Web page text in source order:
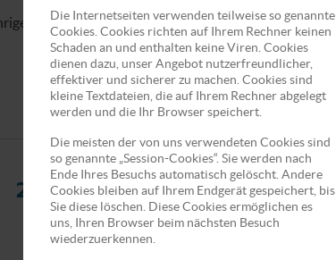
Jubiläum!
2026
Die Internetseiten verwenden teilweise so genannte
Cookies. Cookies richten auf Ihrem Rechner keinen
Schaden an und enthalten keine Viren. Cookies
dienen dazu, unser Angebot nutzerfreundlicher,
effektiver und sicherer zu machen. Cookies sind
kleine Textdateien, die auf Ihrem Rechner abgelegt
werden und die Ihr Browser speichert.
Die meisten der von uns verwendeten Cookies sind
so genannte „Session-Cookies“. Sie werden nach
Ende Ihres Besuchs automatisch gelöscht. Andere
Cookies bleiben auf Ihrem Endgerät gespeichert, bis
Sie diese löschen. Diese Cookies ermöglichen es
uns, Ihren Browser beim nächsten Besuch
wiederzuerkennen.